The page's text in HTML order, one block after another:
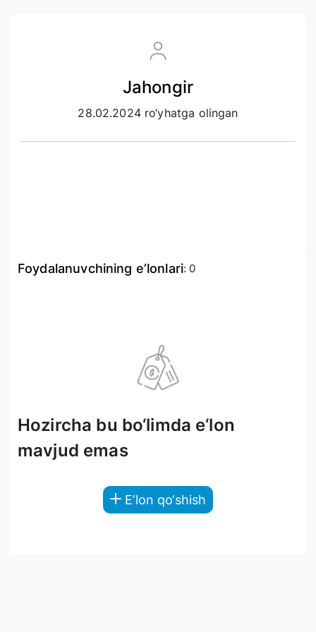
Jahongir
28.02.2024 ro‘yhatga olingan
Foydalanuvchining e’lonlari: 0
Hozircha bu bo‘limda e‘lon
mavjud emas
E‘lon qo‘shish